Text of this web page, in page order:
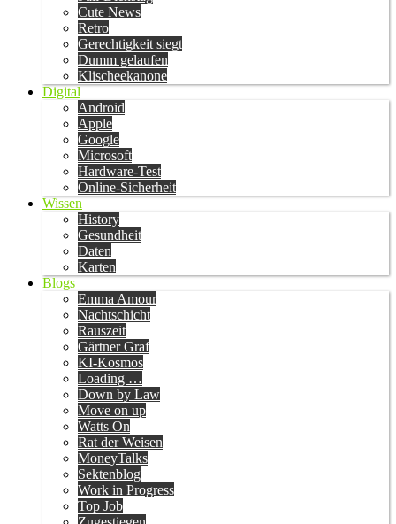
Cute News
Retro
Gerechtigkeit siegt
Dumm gelaufen
Klischeekanone
Digital
Android
Apple
Google
Microsoft
Hardware-Test
Online-Sicherheit
Wissen
History
Gesundheit
Daten
Karten
Blogs
Emma Amour
Nachtschicht
Rauszeit
Gärtner Graf
KI-Kosmos
Loading …
Down by Law
Move on up
Watts On
Rat der Weisen
MoneyTalks
Sektenblog
Work in Progress
Top Job